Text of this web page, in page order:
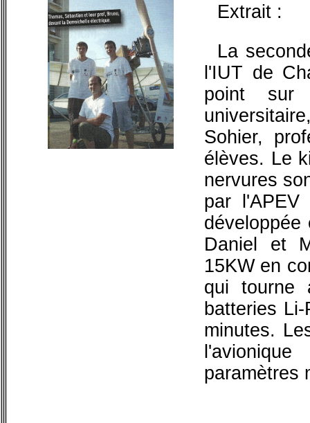
Extrait :
La
l'IUT de
point sur
Sohier,
élèves. Le
nervures
par l'APEV
Daniel et
15KW en
qui tourne
batteries
minutes.
paramètres